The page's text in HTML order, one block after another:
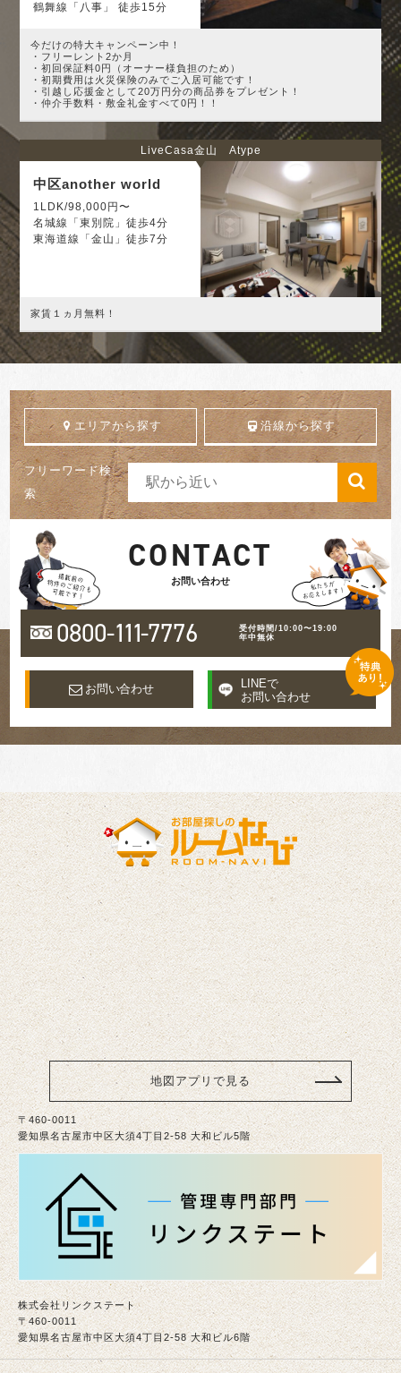
鶴舞線「八事」 徒歩15分
今だけの特大キャンペーン中！
・フリーレント2か月
・初回保証料0円（オーナー様負担のため）
・初期費用は火災保険のみでご入居可能です！
・引越し応援金として20万円分の商品券をプレゼント！
・仲介手数料・敷金礼金すべて0円！！
LiveCasa金山 Atype
中区another world
1LDK/98,000円〜
名城線「東別院」徒歩4分
東海道線「金山」徒歩7分
家賃１ヵ月無料！
エリアから探す 沿線から探す
フリーワード検
索
CONTACT
お問い合わせ
0800-111-7776
受付時間/10:00〜19:00
年中無休
お問い合わせ
LINEで
お問い合わせ
地図アプリで見る
〒460-0011
愛知県名古屋市中区大須4丁目2-58 大和ビル5階
株式会社リンクステート
〒460-0011
愛知県名古屋市中区大須4丁目2-58 大和ビル6階